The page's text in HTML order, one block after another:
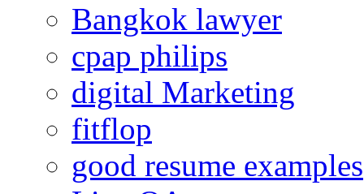
Bangkok lawyer
cpap philips
digital Marketing
fitflop
good resume examples